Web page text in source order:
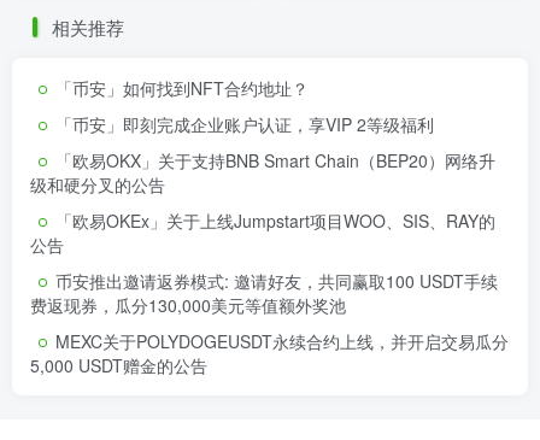
相关推荐
「币安」如何找到NFT合约地址？
「币安」即刻完成企业账户认证，享VIP 2等级福利
「欧易OKX」关于支持BNB Smart Chain（BEP20）网络升
级和硬分叉的公告
「欧易OKEx」关于上线Jumpstart项目WOO、SIS、RAY的
公告
币安推出邀请返券模式: 邀请好友，共同赢取100 USDT手续
费返现券，瓜分130,000美元等值额外奖池
MEXC关于POLYDOGEUSDT永续合约上线，并开启交易瓜分
5,000 USDT赠金的公告